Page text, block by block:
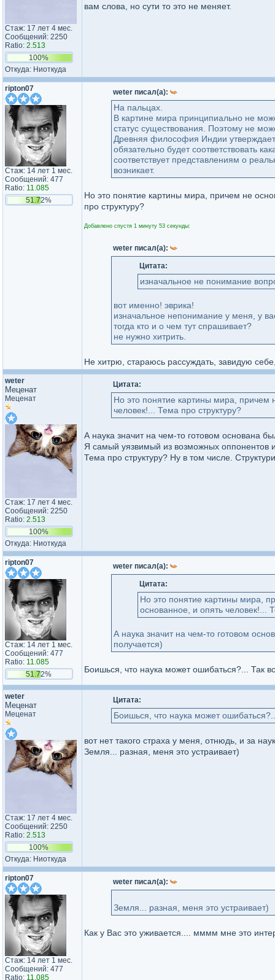
Стаж: 17 лет 4 мес.
Сообщений: 2250
Ratio: 2.513
100%
Откуда: Ниоткуда
вам слова, но сути то это не меняет.
ripton07
Стаж: 14 лет 1 мес.
Сообщений: 477
Ratio: 11.085
51.72%
weter писал(а):
На пальцах.
В картине мира принципиально не
статус существования. Поэтому не
Древняя философия Индии
обязательно будет соответствовать
соответствует представлениям о
возникает.
Но это понятие картины мира, причем не
про структуру?
Добавлено спустя 1 минуту 53 секунды:
weter писал(а):
Цитата:
изначальное не понимание
вот именно! эврика!
изначальное непонимание у меня, у
тогда кто и о чем тут спрашивает?
не нужно хитрить.
Не хитрю, стараюсь рассуждать, завидую
weter
Меценат
Меценат
Стаж: 17 лет 4 мес.
Сообщений: 2250
Ratio: 2.513
100%
Откуда: Ниоткуда
Цитата:
Но это понятие картины мира, причем
человек!... Тема про структуру?
А наука значит на чем-то готовом основана
Я самый уязвимый из возможных
Тема про структуру? Ну в том числе.
ripton07
Стаж: 14 лет 1 мес.
Сообщений: 477
Ratio: 11.085
51.72%
weter писал(а):
Цитата:
Но это понятие картины мира,
основанное, и опять человек!...
А наука значит на чем-то готовом
получается)
Боишься, что наука может ошибаться?... Так
weter
Меценат
Меценат
Стаж: 17 лет 4 мес.
Сообщений: 2250
Ratio: 2.513
100%
Откуда: Ниоткуда
Цитата:
Боишься, что наука может
вот нет такого страха у меня, отнюдь, и за
Земля... разная, меня это устраивает)
ripton07
Стаж: 14 лет 1 мес.
Сообщений: 477
Ratio: 11.085
weter писал(а):
Земля... разная, меня это устраивает)
Как у Вас это уживается.... мммм мне это